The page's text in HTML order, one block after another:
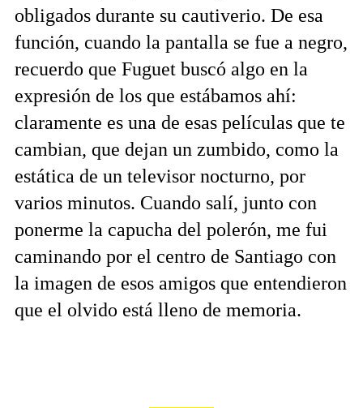
obligados durante su cautiverio. De esa
función, cuando la pantalla se fue a negro,
recuerdo que Fuguet buscó algo en la
expresión de los que estábamos ahí:
claramente es una de esas películas que te
cambian, que dejan un zumbido, como la
estática de un televisor nocturno, por
varios minutos. Cuando salí, junto con
ponerme la capucha del polerón, me fui
caminando por el centro de Santiago con
la imagen de esos amigos que entendieron
que el olvido está lleno de memoria.